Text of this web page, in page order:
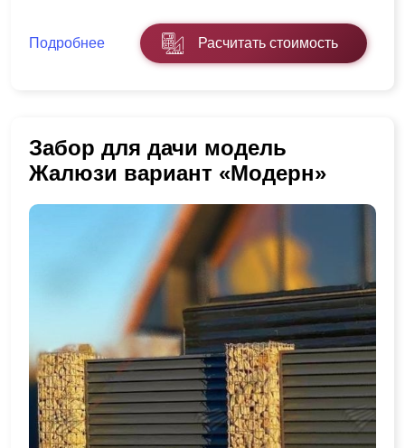
Подробнее Расчитать стоимость
Забор для дачи модель
Жалюзи вариант «Модерн»